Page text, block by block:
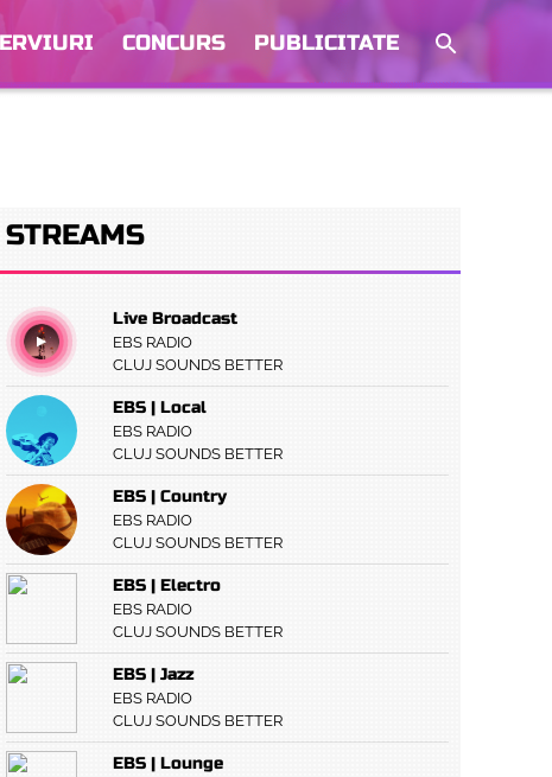
CONCURS PUBLICITATE
STREAMS
Live Broadcast
EBS RADIO
CLUJ SOUNDS BETTER
EBS | Local
EBS RADIO
CLUJ SOUNDS BETTER
EBS | Country
EBS RADIO
CLUJ SOUNDS BETTER
EBS | Electro
EBS RADIO
CLUJ SOUNDS BETTER
EBS | Jazz
EBS RADIO
CLUJ SOUNDS BETTER
EBS | Lounge